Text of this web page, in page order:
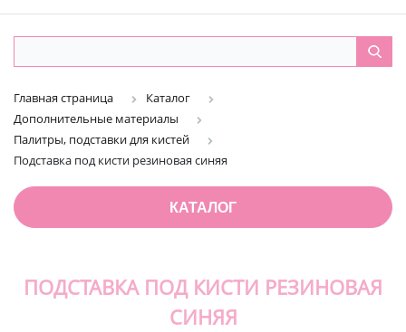
Главная страница
Каталог
Дополнительные материалы
Палитры, подставки для кистей
Подставка под кисти резиновая синяя
КАТАЛОГ
ПОДСТАВКА ПОД КИСТИ РЕЗИНОВАЯ
СИНЯЯ